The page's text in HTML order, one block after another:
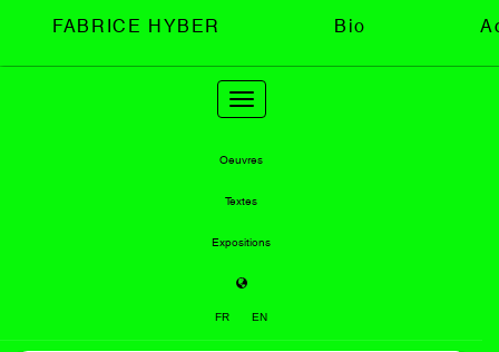
FABRICE HYBER Bio
Toggle
navigation
Oeuvres
Textes
Expositions
FR EN